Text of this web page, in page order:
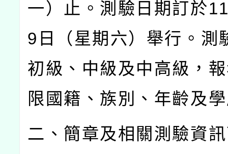
一）止。測驗日期訂於
9 日（星期六）舉行。測
初級、中級及中高級，
限國籍、族別、年齡及
二、簡章及相關測驗資